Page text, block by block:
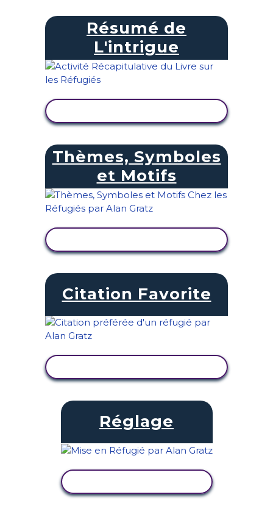
Résumé de
L'intrigue
Thèmes, Symboles
et Motifs
Citation Favorite
Réglage